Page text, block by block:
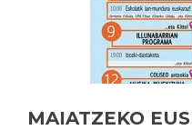
MAIATZEKO